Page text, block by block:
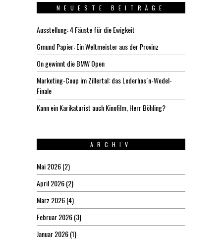
NEUESTE BEITRÄGE
Ausstellung: 4 Fäuste für die Ewigkeit
Gmund Papier: Ein Weltmeister aus der Provinz
On gewinnt die BMW Open
Marketing-Coup im Zillertal: das Lederhos´n-Wedel-
Finale
Kann ein Karikaturist auch Kinofilm, Herr Böhling?
ARCHIV
Mai 2026(2)
April 2026(2)
März 2026(4)
Februar 2026(3)
Januar 2026(1)